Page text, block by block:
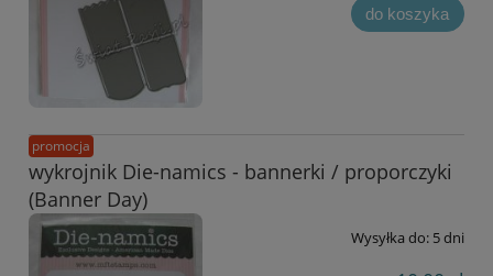
do koszyka
wykrojnik Die-namics - bannerki / proporczyki
(Banner Day)
Wysyłka do: 5 dni
promocja